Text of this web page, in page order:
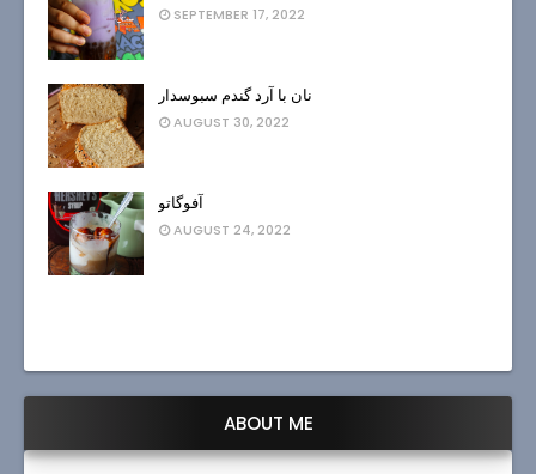
SEPTEMBER 17, 2022
نان با آرد گندم سبوسدار
AUGUST 30, 2022
آفوگاتو
AUGUST 24, 2022
ABOUT ME